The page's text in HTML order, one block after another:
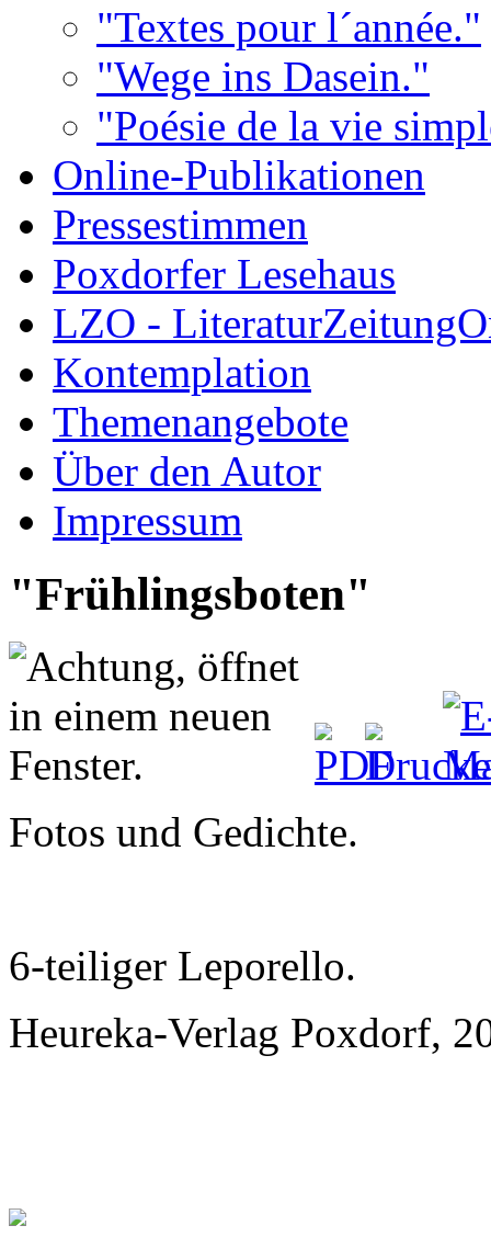
"Textes pour l´année."
"Wege ins Dasein."
"Poésie de la vie
Online-Publikationen
Pressestimmen
Poxdorfer Lesehaus
LZO -
Kontemplation
Themenangebote
Über den Autor
Impressum
"Frühlingsboten"
Fotos und Gedichte.
6-teiliger Leporello.
Heureka-Verlag Poxdorf,